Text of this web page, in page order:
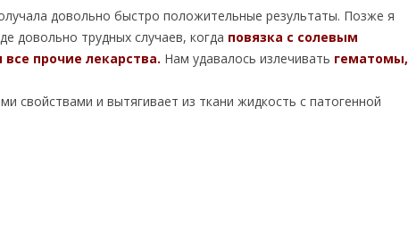
довольно быстро положительные результаты. Позже я
довольно трудных случаев, когда повязка с солевым
прочие лекарства. Нам удавалось излечивать гематомы,
и вытягивает из ткани жидкость с патогенной